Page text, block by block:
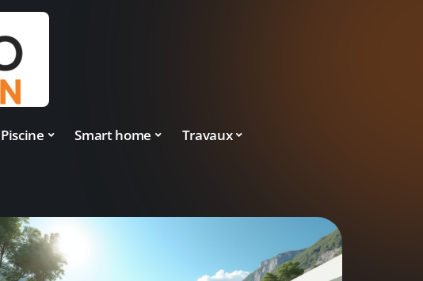
Piscine Smart home Travaux